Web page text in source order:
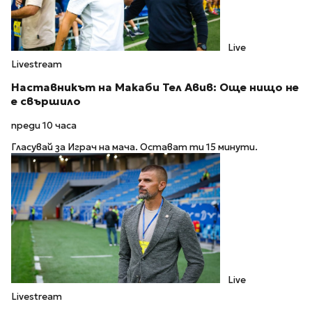
Live
Livestream
Наставникът на Макаби Тел Авив: Още нищо не
е свършило
преди 10 часа
Гласувай за Играч на мача. Остават ти 15 минути.
Live
Livestream